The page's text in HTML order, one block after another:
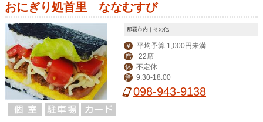
おにぎり処首里 ななむすび
那覇市内｜その他
￥ 平均予算 1,000円未満
席 22席
休 不定休
営 9:30-18:00
098-943-9138